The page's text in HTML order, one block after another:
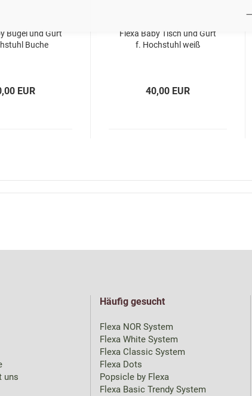
Bügel und Gurt
Buche
EUR
Flexa Baby Tisch und Gurt
f. Hochstuhl weiß
40,00 EUR
uns
Häufig gesucht
Flexa NOR System
Flexa White System
Flexa Classic System
Flexa Dots
Popsicle by Flexa
Flexa Basic Trendy System